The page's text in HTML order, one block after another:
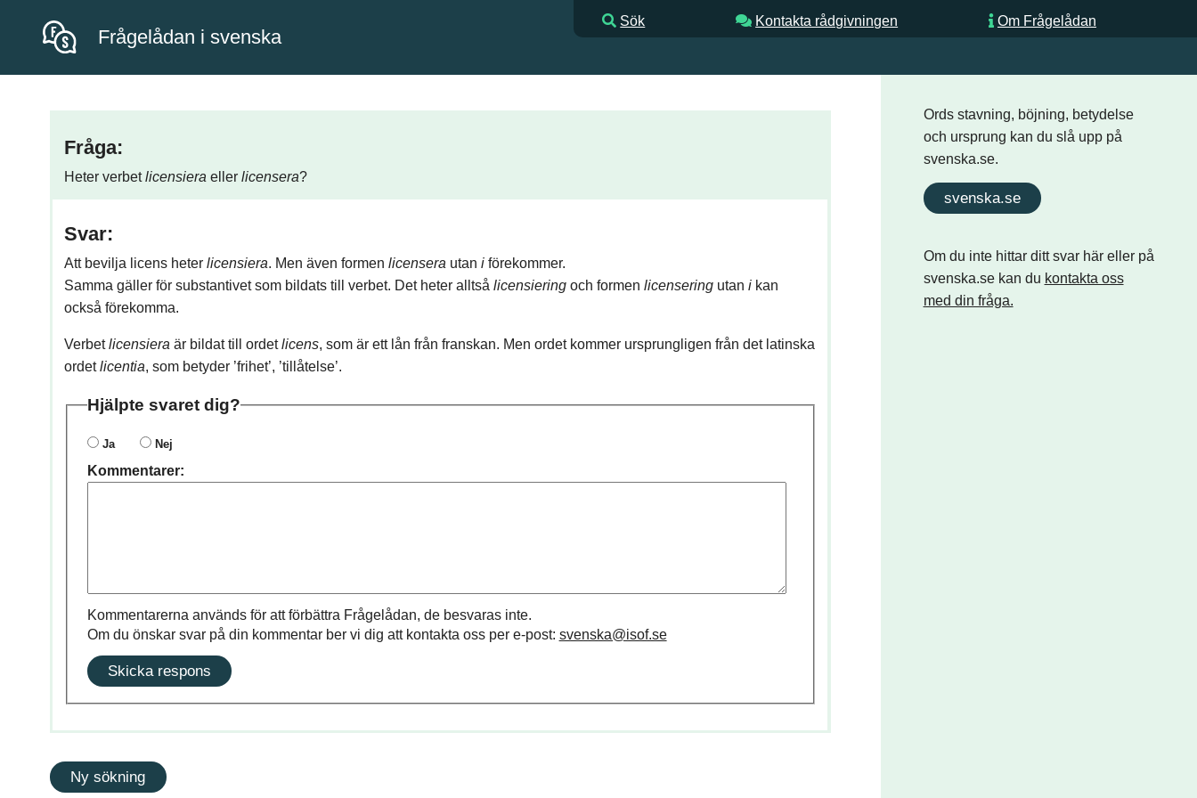
Frågelådan i svenska
Sök Kontakta rådgivningen Om Frågelådan
Fråga:
Heter verbetlicensiera eller licensera?
Svar:
Att bevilja licens heter licensiera. Men även formen licensera utan iförekommer.
Samma gäller för substantivet som bildats till verbet. Det heter alltså licensieringoch formen licensering utan ikan
också förekomma.
Verbetlicensiera är bildat till ordetlicens, som är ett lån från franskan. Men ordet kommer ursprungligen från det latinska
ordetlicentia, som betyder ’frihet’, ’tillåtelse’.
Hjälpte svaret dig?
Ja Nej
Kommentarer:
Kommentarerna används för att förbättra Frågelådan, de besvaras inte.
Om du önskar svar på din kommentar ber vi dig att kontakta oss per e-post: svenska@isof.se
Skicka respons
Ords stavning, böjning, betydelse
och ursprung kan du slå upp på
svenska.se.
svenska.se
Om du inte hittar ditt svar här eller på
svenska.se kan du kontakta oss
med din fråga.